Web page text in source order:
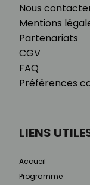
Nous
Mentions
Partenariats
CGV
FAQ
Préférences
LIENS
Accueil
Programme